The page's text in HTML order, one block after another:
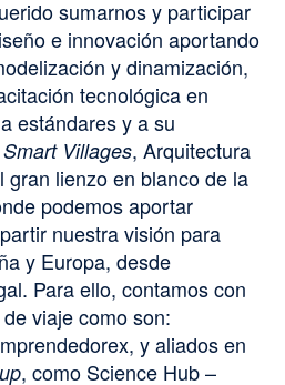
sumarnos y participar
e innovación aportando
y dinamización,
tecnológica en
estándares y a su
Smart Villages, Arquitectura
gran lienzo en blanco de la
podemos aportar
nuestra visión para
y Europa, desde
Para ello, contamos con
viaje como son:
y aliados en
, como Science Hub –